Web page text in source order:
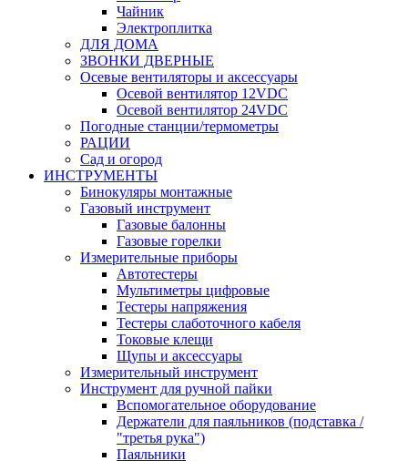
Чайник
Электроплитка
ДЛЯ ДОМА
ЗВОНКИ ДВЕРНЫЕ
Осевые вентиляторы и аксессуары
Осевой вентилятор 12VDC
Осевой вентилятор 24VDC
Погодные станции/термометры
РАЦИИ
Сад и огород
ИНСТРУМЕНТЫ
Бинокуляры монтажные
Газовый инструмент
Газовые балонны
Газовые горелки
Измерительные приборы
Автотестеры
Мультиметры цифровые
Тестеры напряжения
Тестеры слаботочного кабеля
Токовые клещи
Щупы и аксессуары
Измерительный инструмент
Инструмент для ручной пайки
Вспомогательное оборудование
Держатели для паяльников (подставка /
"третья рука")
Паяльники